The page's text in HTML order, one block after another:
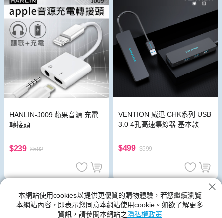
HANLIN-J009 蘋果音源 充電
轉接頭
$239 $502
VENTION 威迅 CHK系列 USB
3.0 4孔高速集線器 基本款
$499 $599
USB周邊
神腦生活的USB周邊館別提供各種類型、尺寸規格、功能、顏色的
本網站使用cookies以提供更優質的購物體驗，若您繼續瀏覽
本網站內容，即表示您同意本網站使用cookie。如欲了解更多
資訊，請參閱本網站之 隱私權政策